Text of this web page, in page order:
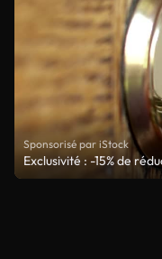
Sponsorisé par iStock
Exclusivité : -15% de